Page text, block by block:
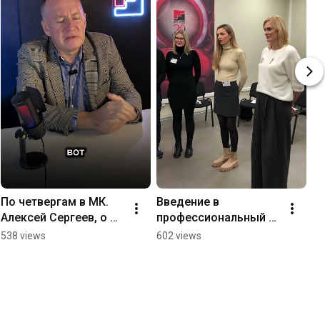
По четвергам в МК.
Алексей Сергеев, о
том почему важно
538 views
Введение в
профессиональный
бизнес-тренинг. Курс
602 views